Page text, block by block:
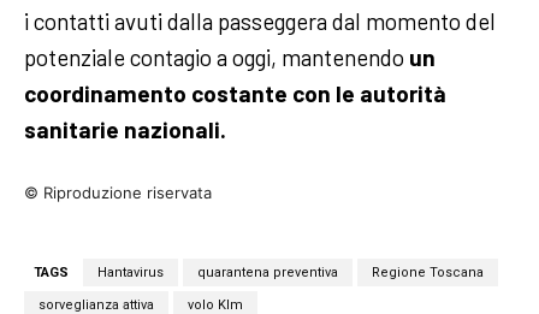
i contatti avuti dalla passeggera dal momento del
potenziale contagio a oggi, mantenendo un
coordinamento costante con le autorità
sanitarie nazionali.
© Riproduzione riservata
TAGS Hantavirus quarantena preventiva Regione Toscana
sorveglianza attiva volo Klm